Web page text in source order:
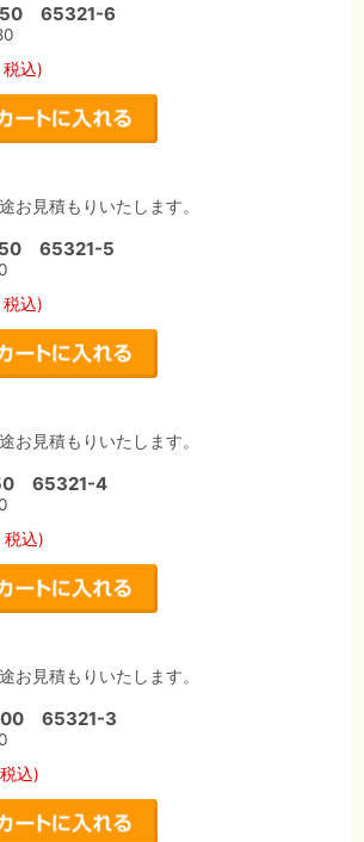
65321-6
込)
お見積もりいたします。
65321-5
込)
お見積もりいたします。
65321-4
税込)
お見積もりいたします。
65321-3
込)